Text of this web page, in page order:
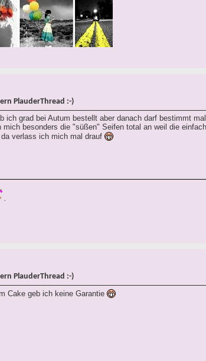
PlauderThread :-)
ich grad bei Autum bestellt aber danach darf bestimmt
mich besonders die "süßen" Seifen total an weil die
da verlass ich mich mal drauf
.
PlauderThread :-)
Cake geb ich keine Garantie